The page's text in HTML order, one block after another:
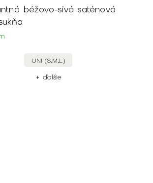
béžovo-sivá saténová
UNI (S,M,L)
+ ďalšie